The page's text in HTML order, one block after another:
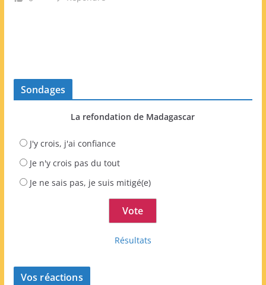
Sondages
La refondation de Madagascar
J'y crois, j'ai confiance
Je n'y crois pas du tout
Je ne sais pas, je suis mitigé(e)
Résultats
Vos réactions